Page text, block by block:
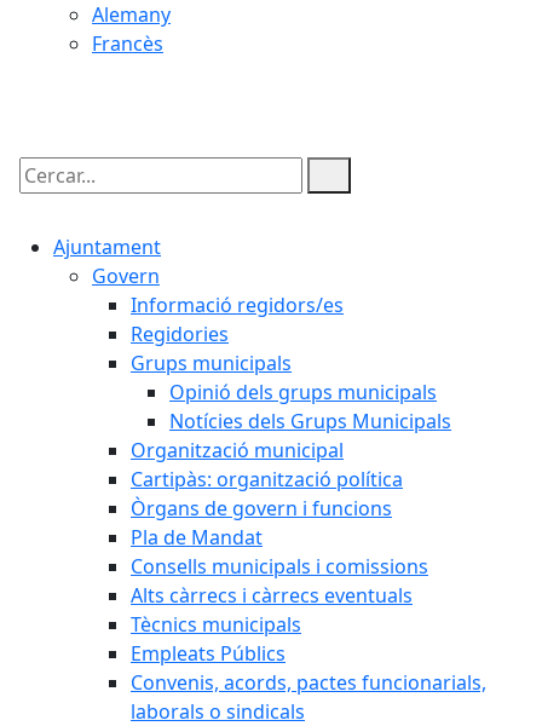
Alemany
Francès
Cercar:
Ajuntament
Govern
Informació regidors/es
Regidories
Grups municipals
Opinió dels grups municipals
Notícies dels Grups Municipals
Organització municipal
Cartipàs: organització política
Òrgans de govern i funcions
Pla de Mandat
Consells municipals i comissions
Alts càrrecs i càrrecs eventuals
Tècnics municipals
Empleats Públics
Convenis, acords, pactes funcionarials,
laborals o sindicals